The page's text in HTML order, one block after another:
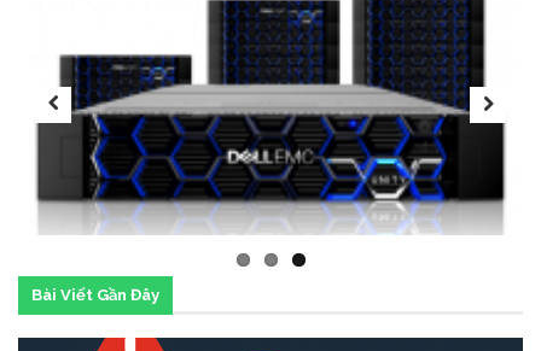
Previous
Bài Viết Gần Đây